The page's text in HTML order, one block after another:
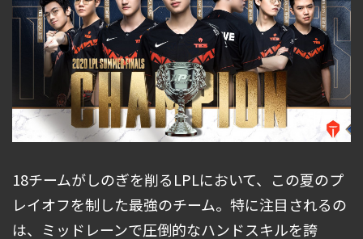
18チームがしのぎを削るLPLにおいて、この夏のプ
レイオフを制した最強のチーム。特に注目されるの
は、ミッドレーンで圧倒的なハンドスキルを誇